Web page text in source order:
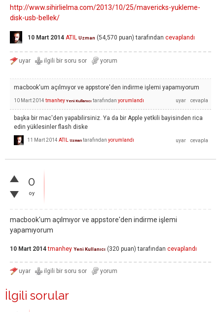
http://www.sihirlielma.com/2013/10/25/mavericks-yukleme-
disk-usb-bellek/
10 Mart 2014 ATIL Uzman (54,570 puan) tarafından cevaplandı
macbook'um açılmıyor ve appstore'den indirme işlemi yapamıyorum
10 Mart 2014 tmanhey Yeni Kullanıcı tarafından yorumlandı
başka bir mac'den yapabilirsiniz. Ya da bir Apple yetkili bayisinden rica
edin yüklesinler flash diske
11 Mart 2014 ATIL Uzman tarafından yorumlandı
0
oy
macbook'um açılmıyor ve appstore'den indirme işlemi
yapamıyorum
10 Mart 2014 tmanhey Yeni Kullanıcı (320 puan) tarafından cevaplandı
İlgili sorular